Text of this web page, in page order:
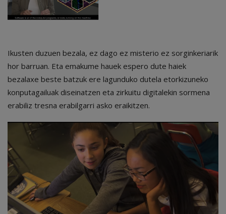
Ikusten duzuen bezala, ez dago ez misterio ez sorginkeriarik
hor barruan. Eta emakume hauek espero dute haiek
bezalaxe beste batzuk ere lagunduko dutela etorkizuneko
konputagailuak diseinatzen eta zirkuitu digitalekin sormena
erabiliz tresna erabilgarri asko eraikitzen.